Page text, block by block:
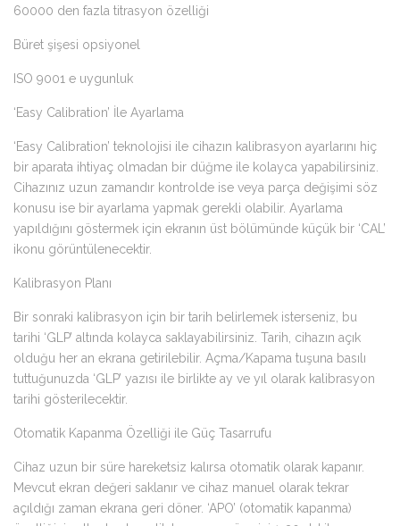
60000 den fazla titrasyon özelliği
Büret şişesi opsiyonel
ISO 9001 e uygunluk
‘Easy Calibration’ İle Ayarlama
‘Easy Calibration’ teknolojisi ile cihazın kalibrasyon ayarlarını hiç
bir aparata ihtiyaç olmadan bir düğme ile kolayca yapabilirsiniz.
Cihazınız uzun zamandır kontrolde ise veya parça değişimi söz
konusu ise bir ayarlama yapmak gerekli olabilir. Ayarlama
yapıldığını göstermek için ekranın üst bölümünde küçük bir ‘CAL’
ikonu görüntülenecektir.
Kalibrasyon Planı
Bir sonraki kalibrasyon için bir tarih belirlemek isterseniz, bu
tarihi ‘GLP’ altında kolayca saklayabilirsiniz. Tarih, cihazın açık
olduğu her an ekrana getirilebilir. Açma/Kapama tuşuna basılı
tuttuğunuzda ‘GLP’ yazısı ile birlikte ay ve yıl olarak kalibrasyon
tarihi gösterilecektir.
Otomatik Kapanma Özelliği ile Güç Tasarrufu
Cihaz uzun bir süre hareketsiz kalırsa otomatik olarak kapanır.
Mevcut ekran değeri saklanır ve cihaz manuel olarak tekrar
açıldığı zaman ekrana geri döner. ‘APO’ (otomatik kapanma)